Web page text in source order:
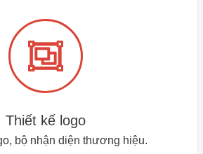
Thiết kế logo
bộ nhận diện thương hiệu.